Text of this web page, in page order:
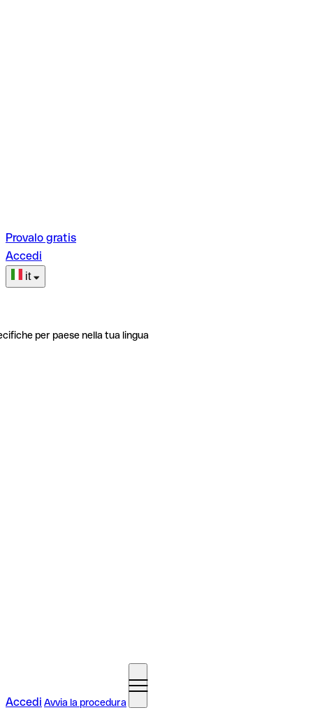
Provalo gratis
Accedi
it
per paese nella tua lingua
Accedi Avvia la procedura